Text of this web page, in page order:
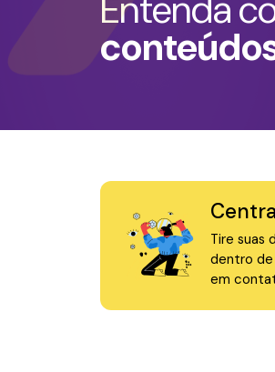
Entenda
Tire suas
dentro de
em